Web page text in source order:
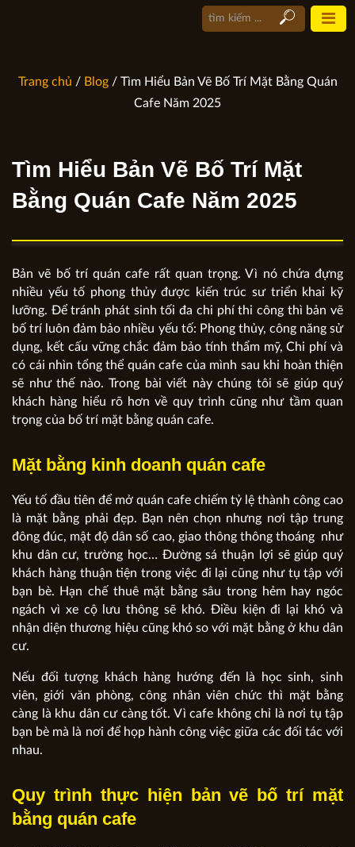
Trang chủ / Blog/ Tìm Hiểu Bản Vẽ Bố Trí Mặt Bằng Quán
Cafe Năm 2025
Tìm Hiểu Bản Vẽ Bố Trí Mặt
Bằng Quán Cafe Năm 2025
Bản vẽ bố trí quán cafe rất quan trọng. Vì nó chứa đựng
nhiều yếu tố phong thủy được kiến trúc sư triển khai kỹ
lưỡng. Để tránh phát sinh tối đa chi phí thi công thì bản vẽ
bố trí luôn đảm bảo nhiều yếu tố: Phong thủy, công năng sử
dụng, kết cấu vững chắc đảm bảo tính thẩm mỹ, Chi phí và
có cái nhìn tổng thể quán cafe của mình sau khi hoàn thiện
sẽ như thế nào. Trong bài viết này chúng tôi sẽ giúp quý
khách hàng hiểu rõ hơn về quy trình cũng như tầm quan
trọng của bố trí mặt bằng quán cafe.
Mặt bằng kinh doanh quán cafe
Yếu tố đầu tiên để mở quán cafe chiếm tỷ lệ thành công cao
là mặt bằng phải đẹp. Bạn nên chọn nhưng nơi tập trung
đông đúc, mật độ dân số cao, giao thông thông thoáng như
khu dân cư, trường học… Đường sá thuận lợi sẽ giúp quý
khách hàng thuận tiện trong việc đi lại cũng như tụ tập với
bạn bè. Hạn chế thuê mặt bằng sâu trong hẻm hay ngóc
ngách vì xe cộ lưu thông sẽ khó. Điều kiện đi lại khó và
nhận diện thương hiệu cũng khó so với mặt bằng ở khu dân
cư.
Nếu đối tượng khách hàng hướng đến là học sinh, sinh
viên, giới văn phòng, công nhân viên chức thì mặt bằng
càng là khu dân cư càng tốt. Vì cafe không chỉ là nơi tụ tập
bạn bè mà là nơi để họp hành công việc giữa các đối tác với
nhau.
Quy trình thực hiện bản vẽ bố trí mặt
bằng quán cafe